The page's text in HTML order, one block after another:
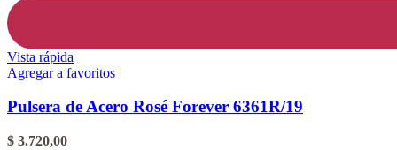
Vista rápida
Agregar a favoritos
Pulsera de Acero Rosé Forever 6361R/19
$ 3.720,00